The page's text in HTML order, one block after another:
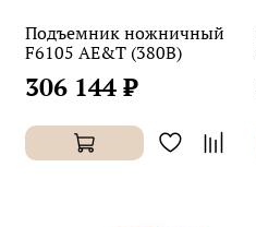
Подъемник ножничный
F6105 AE&T (380В)
306 144 ₽